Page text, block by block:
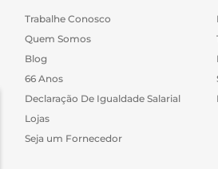
Trabalhe Conosco
Quem Somos
Blog
66 Anos
Declaração De Igualdade Salarial
Lojas
Seja um Fornecedor